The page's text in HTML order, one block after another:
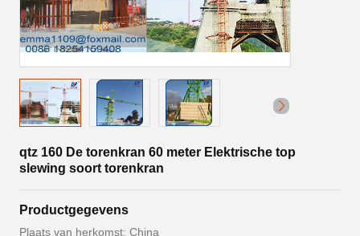
qtz 160 De torenkran 60 meter Elektrische top
slewing soort torenkran
Productgegevens
Plaats van herkomst: China